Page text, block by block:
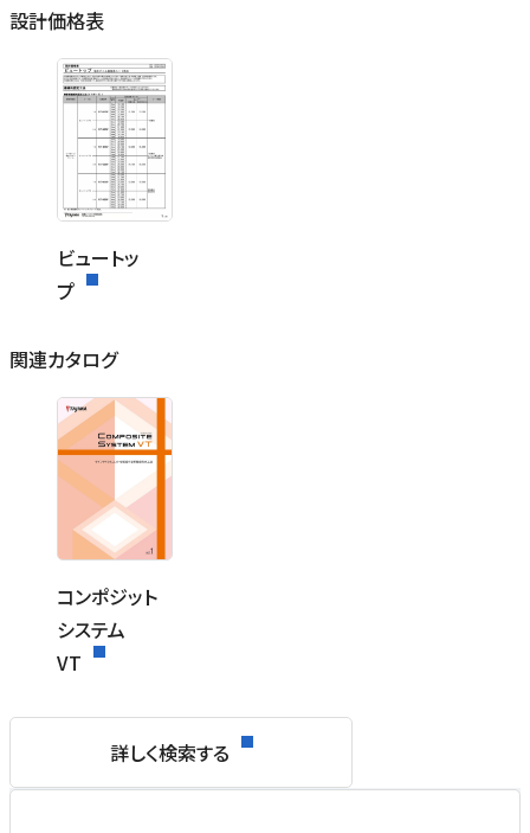
設計価格表
ビュートッ
プ
関連カタログ
コンポジット
システム
VT
詳しく検索する